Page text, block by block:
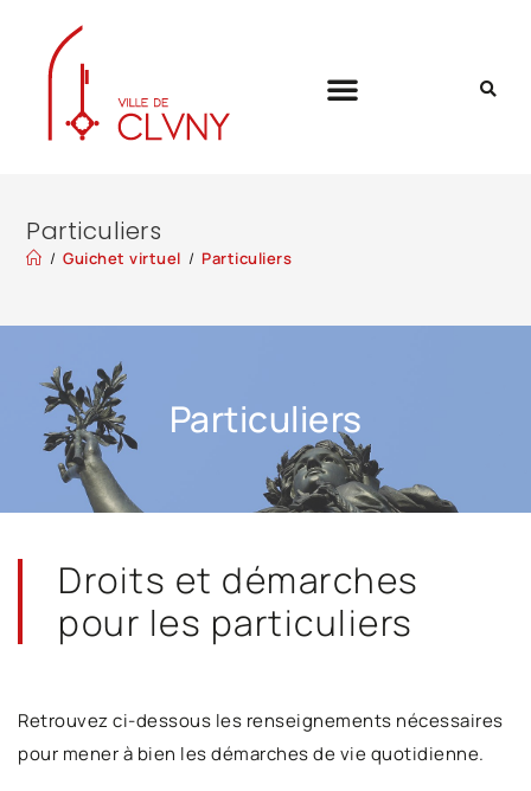
Particuliers
/ Guichet virtuel / Particuliers
Particuliers
Droits et démarches
pour les particuliers
Retrouvez ci-dessous les renseignements nécessaires
pour mener à bien les démarches de vie quotidienne.